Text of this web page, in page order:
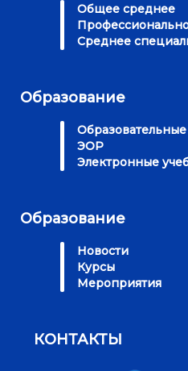
Общее среднее
Среднее
Образование
ЭОР
Электронные
Образование
Новости
Курсы
Мероприятия
КОНТАКТЫ